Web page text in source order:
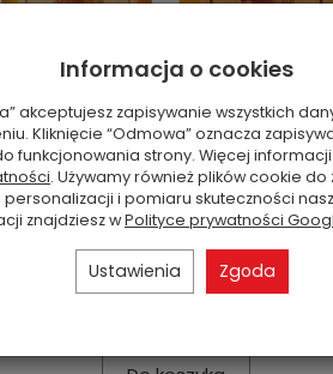
Miel Fruites - Vila Hermanos -
zapachowa 200g - seria Miel
połączenie aromatu
owoców z nutą miodu. W nucie
są kwiaty moreli i petitgrain,
wprowadzają świe...
Informacja o cookies
akceptujesz zapisywanie wszystkich
Kliknięcie “Odmowa” oznacza
funkcjonowania strony. Więcej
. Używamy również plików cookie
i pomiaru skuteczności
znajdziesz wPolityce prywatności
Ustawienia Zgoda